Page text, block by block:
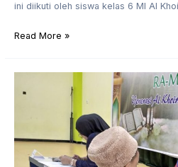
ini diikuti oleh siswa kelas 6 MI Al
Read More »
Evaluasi
Tahsin